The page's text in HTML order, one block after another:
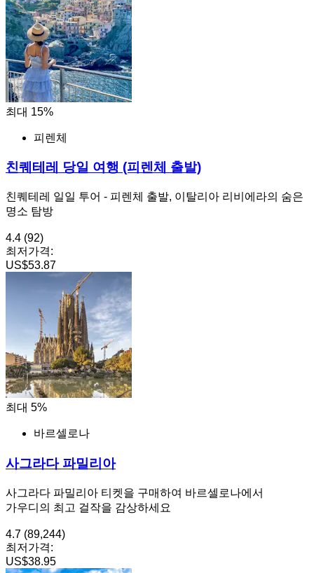
최대 15%
피렌체
친퀘테레 당일 여행 (피렌체 출발)
친퀘테레 일일 투어 - 피렌체 출발, 이탈리아 리비에라의 숨은
명소 탐방
4.4 (92)
최저가격:
US$53.87
최대 5%
바르셀로나
사그라다 파밀리아
사그라다 파밀리아 티켓을 구매하여 바르셀로나에서
가우디의 최고 걸작을 감상하세요
4.7 (89,244)
최저가격:
US$38.95